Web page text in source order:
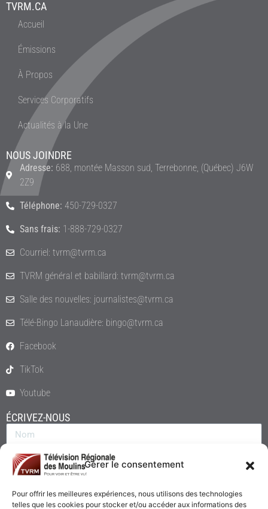
Gérer le consentement
Pour offrir les meilleures expériences, nous utilisons des technologies
telles que les cookies pour stocker et/ou accéder aux informations des
TVRM.CA
Accueil
Émissions
À Propos
Services Corporatifs
Actualités à la Une
NOUS JOINDRE
Adresse: 688, montée Masson sud, Terrebonne, (Québec) J6W
2Z9
Téléphone: 450-729-0327
Sans frais: 1-888-729-0327
Courriel: tvrm@tvrm.ca
TVRM général et babillard: tvrm@tvrm.ca
Salle des nouvelles: journalistes@tvrm.ca
Télé-Bingo Lanaudière: bingo@tvrm.ca
Facebook
TikTok
Youtube
ÉCRIVEZ-NOUS